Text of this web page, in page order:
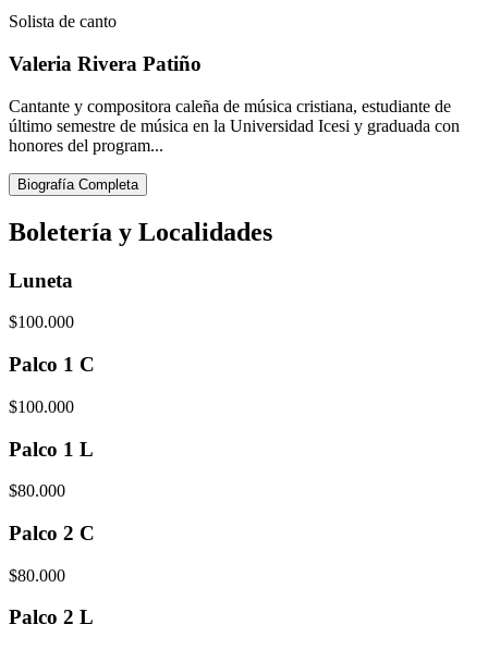
Solista de canto
Valeria Rivera Patiño
Cantante y compositora caleña de música cristiana, estudiante de
último semestre de música en la Universidad Icesi y graduada con
honores del program...
Biografía Completa
Boletería y Localidades
Luneta
$100.000
Palco 1 C
$100.000
Palco 1 L
$80.000
Palco 2 C
$80.000
Palco 2 L